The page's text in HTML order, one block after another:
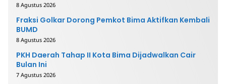
8 Agustus 2026
Fraksi Golkar Dorong Pemkot Bima Aktifkan Kembali
BUMD
8 Agustus 2026
PKH Daerah Tahap II Kota Bima Dijadwalkan Cair
Bulan Ini
7 Agustus 2026